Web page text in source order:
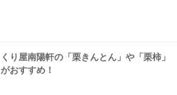
くり屋南陽軒の「栗きんとん」や「栗柿」
がおすすめ！